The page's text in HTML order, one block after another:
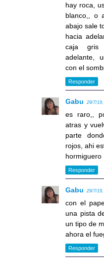
hay roca,
blanco,, o
abajo sale
hacia
caja gris
adelante,
con el
Responder
Gabu 29/7/
es raro,,
atras y
parte
rojos, ahi
hormiguero
Responder
Gabu 29/7/
con el
una pista
un tipo de
ahora el
Responder